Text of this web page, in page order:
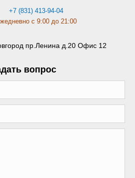
+7 (831) 413-94-04
с 9:00 до 21:00
пр.Ленина д.20 Офис 12
вопрос